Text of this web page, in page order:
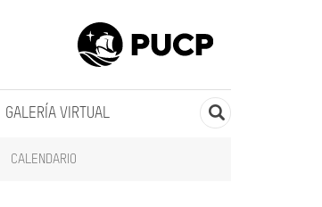
CALENDARIO
GALERÍA VIRTUAL